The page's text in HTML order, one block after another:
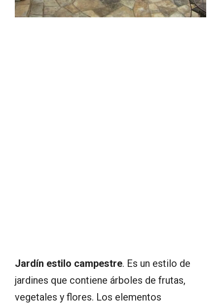
Jardín estilo campestre. Es un estilo de
jardines que contiene árboles de frutas,
vegetales y flores. Los elementos